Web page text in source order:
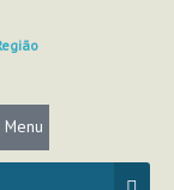
Menu